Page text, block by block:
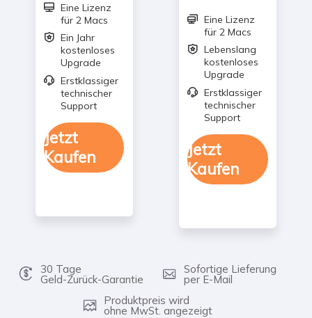

Eine Lizenz
für 2 Macs

Ein Jahr
kostenloses
Upgrade

Erstklassiger
technischer
Support
Jetzt
Kaufen

Eine Lizenz
für 2 Macs

Lebenslang
kostenloses
Upgrade

Erstklassiger
technischer
Support
Jetzt
Kaufen
30 Tage
Geld-Zurück-Garantie
Sofortige Lieferung
per E-Mail
Produktpreis wird
ohne MwSt. angezeigt